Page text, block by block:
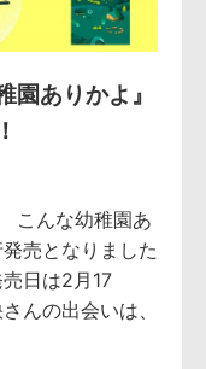
ありかよ』
こんな幼稚園あ
売となりました
売日は2月17
んの出会いは、